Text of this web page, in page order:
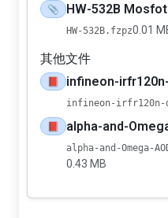
📎 HW-532B
HW-532B.fzpz0.01
其他文件
📕 infineon-
infineon-irfr120n-
📕 alpha-and-
alpha-and-Omega-
0.43 MB